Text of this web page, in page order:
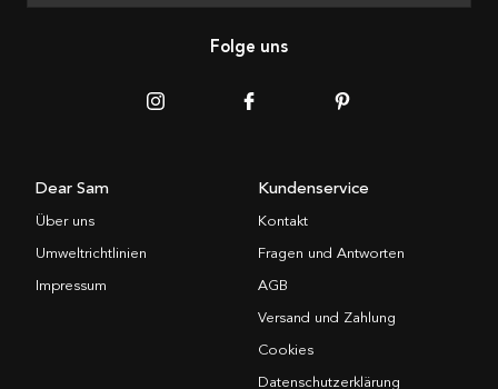
Folge uns
Dear Sam
Über uns
Umweltrichtlinien
Impressum
Kundenservice
Kontakt
Fragen und Antworten
AGB
Versand und Zahlung
Cookies
Datenschutzerklärung